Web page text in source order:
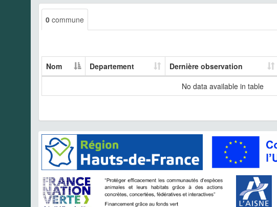
0 commune
Nom Departement Dernière observation
No data available in table